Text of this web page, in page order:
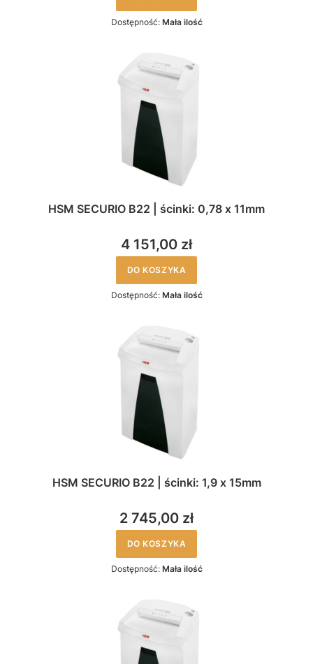
Dostępność: Mała ilość
HSM SECURIO B22 | ścinki: 0,78 x 11mm
4 151,00 zł
DO KOSZYKA
Dostępność: Mała ilość
HSM SECURIO B22 | ścinki: 1,9 x 15mm
2 745,00 zł
DO KOSZYKA
Dostępność: Mała ilość